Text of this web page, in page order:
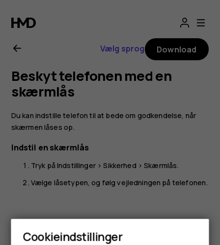
Brugervejledning
til
Nokia
G21
Vælg sprog Download
Beskyt telefonen med en
skærmlås
Du kan indstille telefon til at bede om godkendelse, når
skærmen låses op.
Indstil en skærmlås
Tryk påIndstillinger>Sikkerhed >Skærmlås.
Vælge låsetypen, og følg vejledningen på telefonen.
Cookieindstillinger